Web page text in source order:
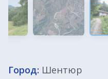
Город: Шентюр